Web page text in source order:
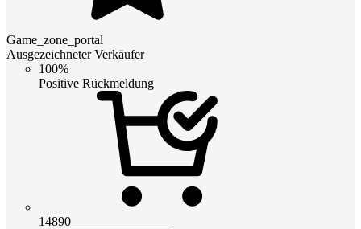
Game_zone_portal
Ausgezeichneter Verkäufer
100%
Positive Rückmeldung
14890